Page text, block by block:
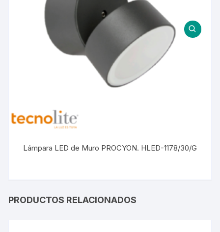
Lámpara LED de Muro PROCYON. HLED-1178/30/G
PRODUCTOS RELACIONADOS